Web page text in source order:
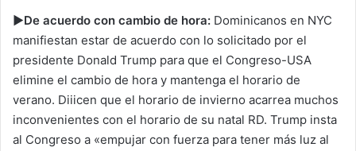
►De acuerdo con cambio de hora: Dominicanos en NYC
manifiestan estar de acuerdo con lo solicitado por el
presidente Donald Trump para que el Congreso-USA
elimine el cambio de hora y mantenga el horario de
verano. Diiicen que el horario de invierno acarrea muchos
inconvenientes con el horario de su natal RD. Trump insta
al Congreso a «empujar con fuerza para tener más luz al